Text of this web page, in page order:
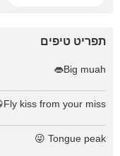
תפריט טיפים
Big muah👄
Fly kiss from your miss😘
Tongue peak 😜